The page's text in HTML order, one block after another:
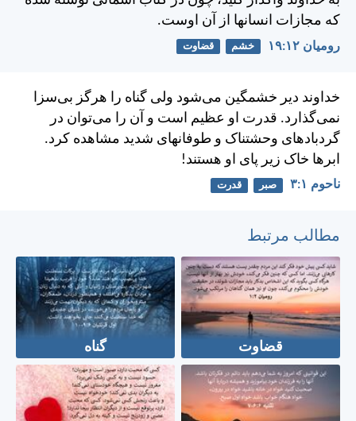
كه مجازات انسانها از آن اوست.
رومیان ۱۲:‏۱۹ خشم قضاوت
خداوند دير خشمگين می‌شود ولی گناه را هرگز بی‌سزا
نمی‌گذارد. قدرت او عظيم است و آن را می‌توان در
گردبادهای وحشتناک و طوفانهای شديد مشاهده کرد.
ابرها خاک زير پای او هستند!
ناحوم ۱:‏۳ صبر قدرت
مطالب مرتبط
قضاوت گناه